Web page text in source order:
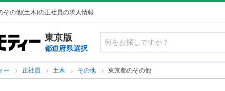
その他(土木)の正社員の求人情報
東京版
都道府県選択
ー 正社員 土木 その他 東京都のその他